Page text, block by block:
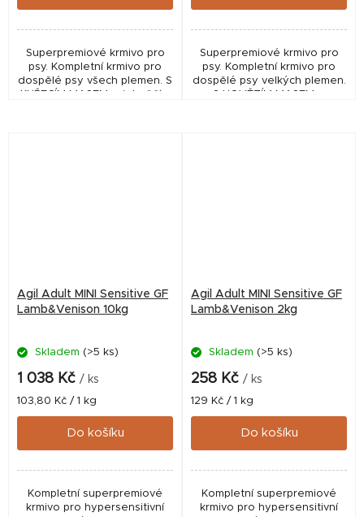
Superpremiové krmivo pro
psy. Kompletní krmivo pro
dospělé psy všech plemen. S
Superpremiové krmivo pro
psy. Kompletní krmivo pro
dospělé psy velkých plemen.
Agil Adult MINI Sensitive GF
Lamb&Venison 10kg
Skladem (>5 ks)
1 038 Kč / ks
Měrná
cena:
103,80 Kč / 1 kg
Do košíku
Kompletní superpremiové
krmivo pro hypersensitivní
Agil Adult MINI Sensitive GF
Lamb&Venison 2kg
Skladem (>5 ks)
258 Kč / ks
Měrná
cena:
129 Kč / 1 kg
Do košíku
Kompletní superpremiové
krmivo pro hypersensitivní